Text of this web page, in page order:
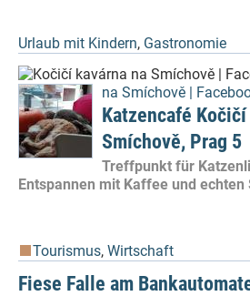
Urlaub mit Kindern, Gastronomie
na Smíchově |
Katzencafé
Smíchově, Prag 5
Treffpunkt für
Entspannen mit Kaffee und echten
Tourismus, Wirtschaft
Fiese Falle am